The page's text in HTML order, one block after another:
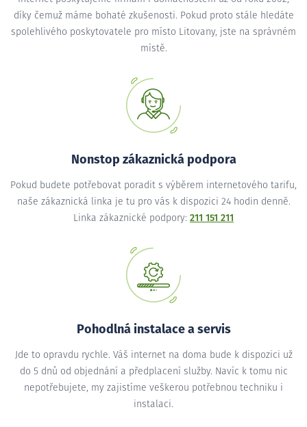
díky čemuž máme bohaté zkušenosti. Pokud proto stále hledáte
spolehlivého poskytovatele pro místo Litovany, jste na správném
místě.
Nonstop zákaznická podpora
Pokud budete potřebovat poradit s výběrem internetového tarifu,
naše zákaznická linka je tu pro vás k dispozici 24 hodin denně.
Linka zákaznické podpory: 211 151 211
Pohodlná instalace a servis
Jde to opravdu rychle. Váš internet na doma bude k dispozici už
do 5 dnů od objednání a předplacení služby. Navíc k tomu nic
nepotřebujete, my zajistíme veškerou potřebnou techniku i
instalaci.